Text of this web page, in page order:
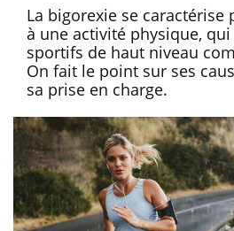
La bigorexie se caractérise
à une activité physique,
sportifs de haut niveau
On fait le point sur ses
sa prise en charge.